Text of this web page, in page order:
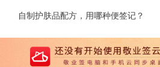
自制护肤品配方，用哪种便签记？